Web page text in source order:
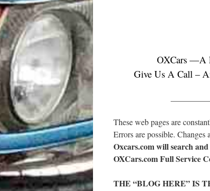
OXCars —A
Give Us A Call –
These web pages are
Errors are possible. Changes
Oxcars.com will search
OXCars.com Full Service
THE “BLOG HERE” IS